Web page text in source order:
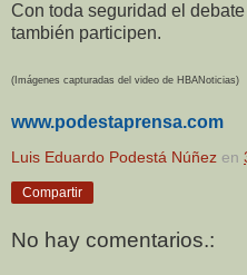
Con toda seguridad el
también participen.
(Imágenes capturadas del video de HBANoticias)
www.podestaprensa.com
Luis Eduardo Podestá Núñez en
Compartir
No hay comentarios.: